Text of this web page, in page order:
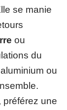
se manie
ou
du
ou
préférez une